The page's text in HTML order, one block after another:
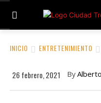
INICIO ENTRETENIMIENTO
26 febrero, 2021 By